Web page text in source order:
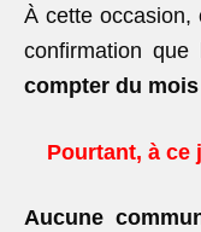
À cette occasion,
confirmation
compter du
Pourtant, à ce
Aucune